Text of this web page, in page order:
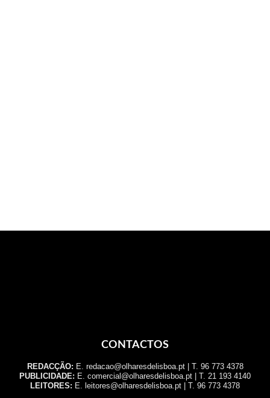
CONTACTOS
REDACÇÃO: E. redacao@olharesdelisboa.pt | T. 96 773 4378
PUBLICIDADE: E. comercial@olharesdelisboa.pt | T. 21 193 4140
LEITORES: E. leitores@olharesdelisboa.pt | T. 96 773 4378